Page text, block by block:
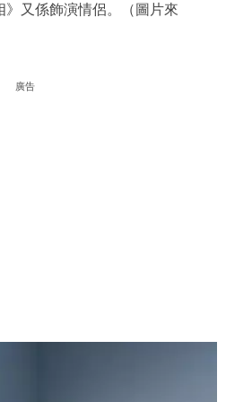
》又係飾演情侶。（圖片來
廣告